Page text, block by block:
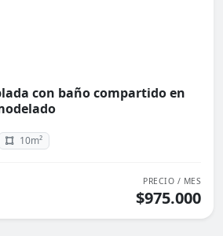
con baño compartido en
10m²
PRECIO / MES
$975.000